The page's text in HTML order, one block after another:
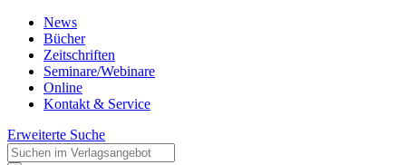
News
Bücher
Zeitschriften
Seminare/Webinare
Online
Kontakt & Service
Erweiterte Suche